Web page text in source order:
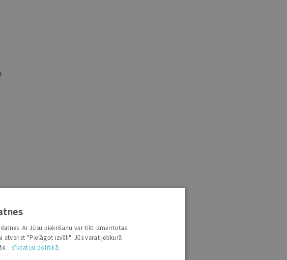
Ar Jūsu piekrišanu var tikt izmantotas
"Pielāgot izvēli". Jūs varat jebkurā
– sīkdatņu politikā.